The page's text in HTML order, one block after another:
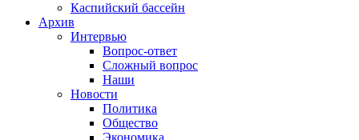
Каспийский бассейн
Архив
Интервью
Вопрос-ответ
Сложный вопрос
Наши
Новости
Политика
Общество
Экономика